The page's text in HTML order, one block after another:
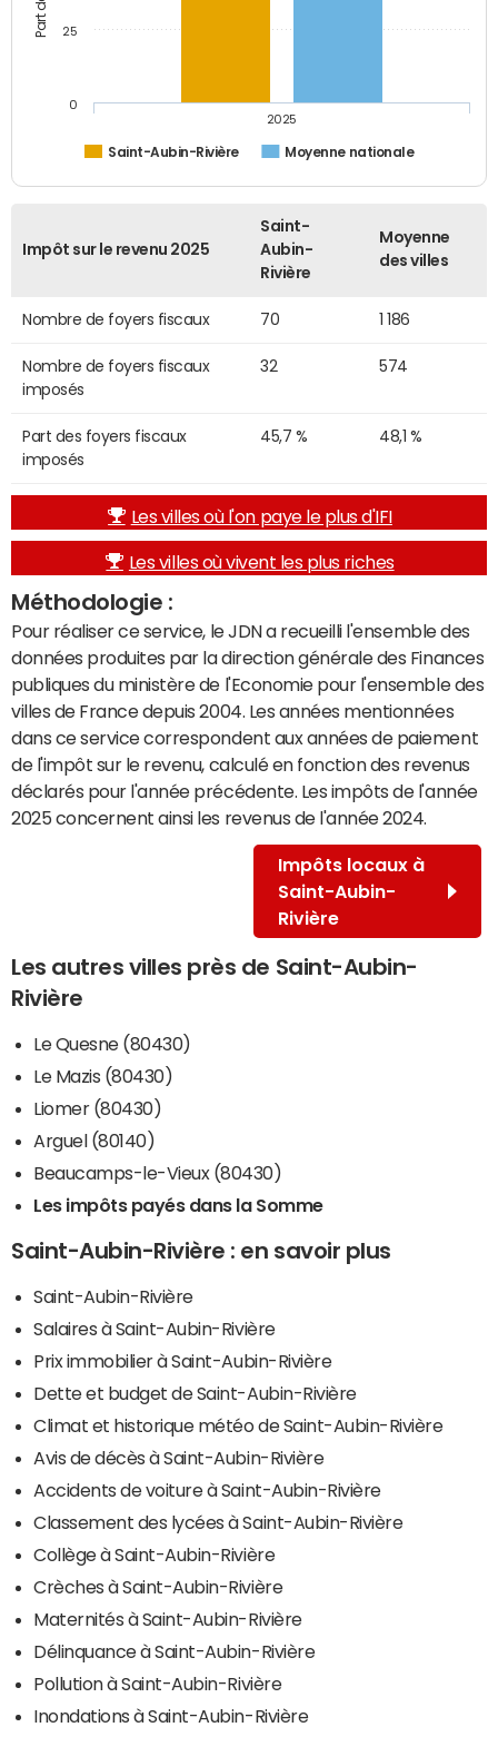
Saint-Aubin-Rivière Moyenne nationale
2025
0
25
Impôt sur le revenu 2025
Saint-
Aubin-
Rivière
Moyenne
des villes
Nombre de foyers fiscaux 70 1 186
Nombre de foyers fiscaux
imposés
32 574
Part des foyers fiscaux
imposés
45,7 % 48,1 %
Les villes où l'on paye le plus d'IFI
Les villes où vivent les plus riches
Méthodologie :
Pour réaliser ce service, le JDN a recueilli l'ensemble des
données produites par la direction générale des Finances
publiques du ministère de l'Economie pour l'ensemble des
villes de France depuis 2004. Les années mentionnées
dans ce service correspondent aux années de paiement
de l'impôt sur le revenu, calculé en fonction des revenus
déclarés pour l'année précédente. Les impôts de l'année
2025 concernent ainsi les revenus de l'année 2024.
Impôts locaux à
Saint-Aubin-
Rivière
Les autres villes près de Saint-Aubin-
Rivière
Le Quesne (80430)
Le Mazis (80430)
Liomer (80430)
Arguel (80140)
Beaucamps-le-Vieux (80430)
Les impôts payés dans la Somme
Saint-Aubin-Rivière : en savoir plus
Saint-Aubin-Rivière
Salaires à Saint-Aubin-Rivière
Prix immobilier à Saint-Aubin-Rivière
Dette et budget de Saint-Aubin-Rivière
Climat et historique météo de Saint-Aubin-Rivière
Avis de décès à Saint-Aubin-Rivière
Accidents de voiture à Saint-Aubin-Rivière
Classement des lycées à Saint-Aubin-Rivière
Collège à Saint-Aubin-Rivière
Crèches à Saint-Aubin-Rivière
Maternités à Saint-Aubin-Rivière
Délinquance à Saint-Aubin-Rivière
Pollution à Saint-Aubin-Rivière
Inondations à Saint-Aubin-Rivière